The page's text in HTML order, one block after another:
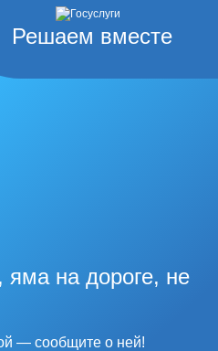
Решаем вместе
на дороге, не
— сообщите о ней!